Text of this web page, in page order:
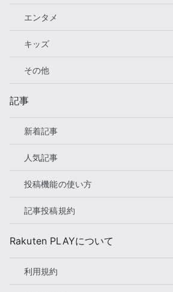
エンタメ
キッズ
その他
記事
新着記事
人気記事
投稿機能の使い方
記事投稿規約
Rakuten PLAYについて
利用規約